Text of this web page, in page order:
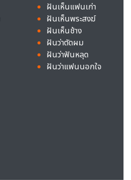
ฝันเห็นแฟนเก่า
ฝันเห็นพระสงฆ์
ฝันเห็นช้าง
ฝันว่าตัดผม
ฝันว่าฟันหลุด
ฝันว่าแฟนนอกใจ